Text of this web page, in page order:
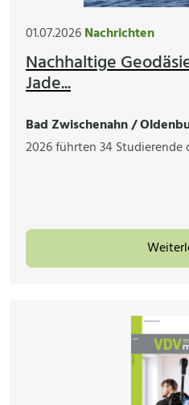
01.07.2026Nachrichten
Nachhaltige
Jade...
Bad Zwischenahn /
2026 führten 34 Studierende